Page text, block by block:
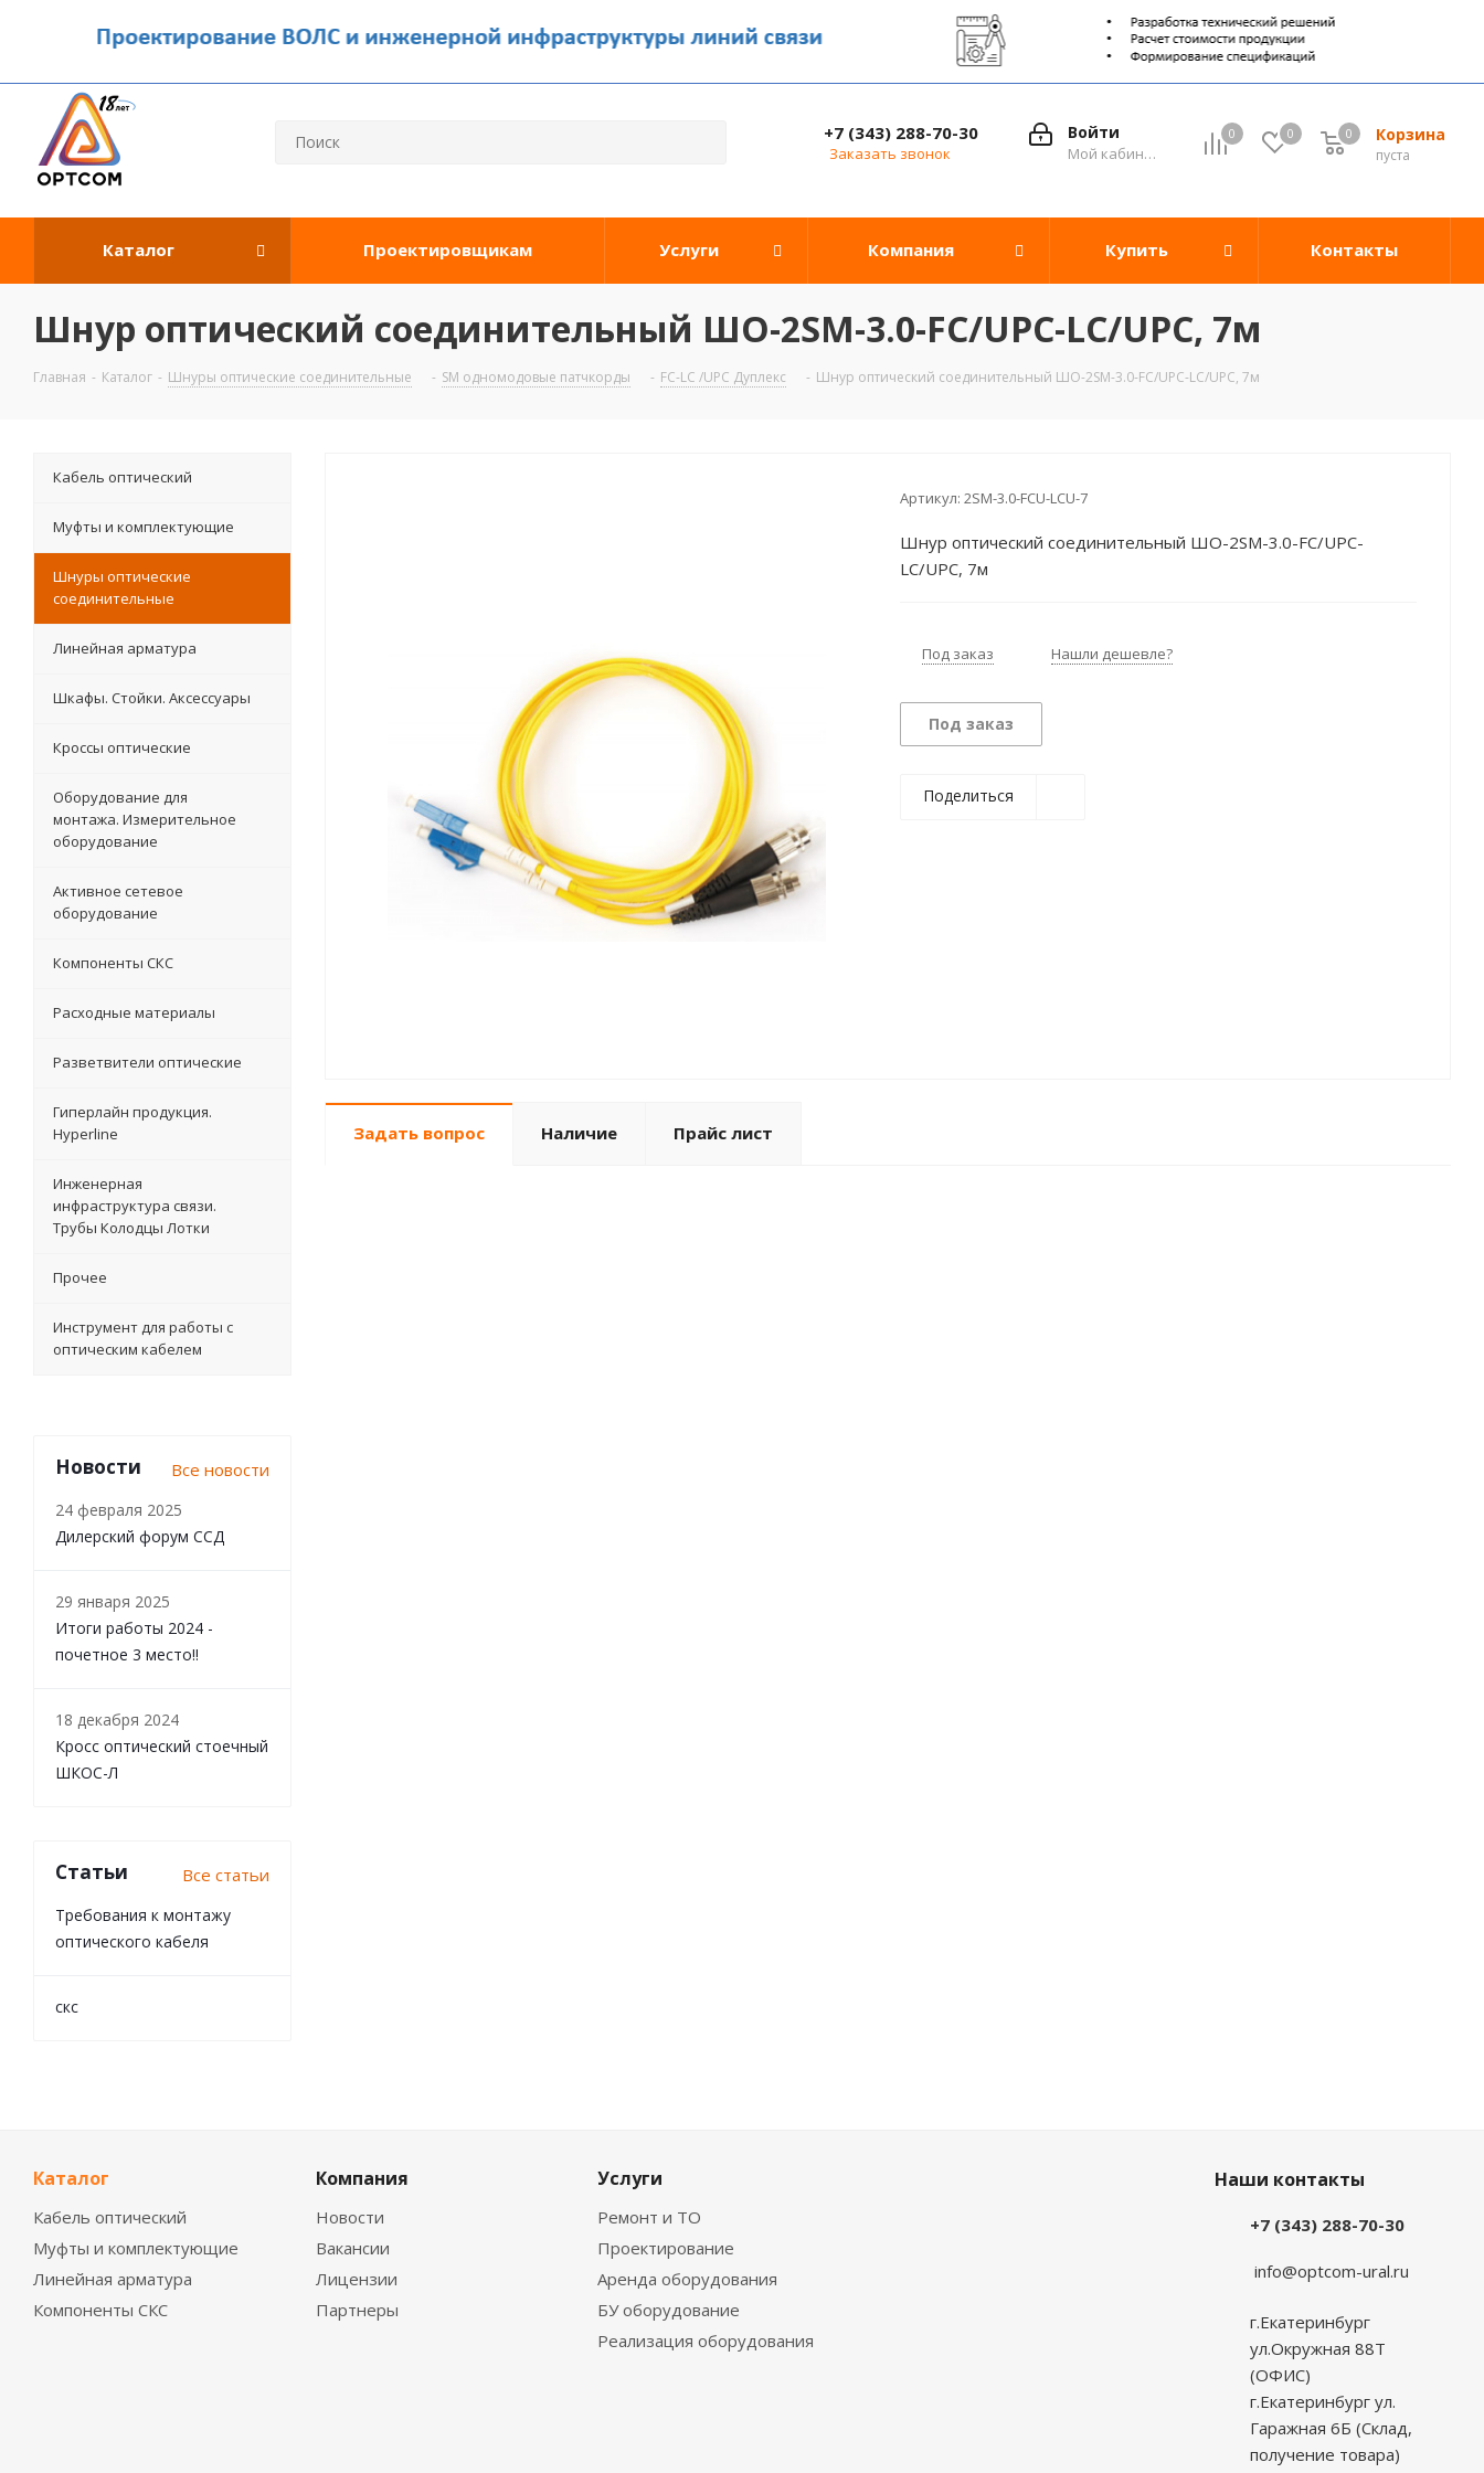
0 0 Корзина
0
пуста
0
Войти
Мой кабинет
+7 (343) 288-70-30
Заказать звонок
Каталог Проектировщикам Услуги Компания Купить Контакты
Шнур оптический соединительный ШО-2SM-3.0-FC/UPC-LC/UPC, 7м
Главная - Каталог - Шнуры оптические соединительные - SM одномодовые патчкорды - FC-LC /UPC Дуплекс - Шнур оптический соединительный ШО-2SM-3.0-FC/UPC-LC/UPC, 7м
Артикул: 2SM-3.0-FCU-LCU-7
Шнур оптический соединительный ШО-2SM-3.0-FC/UPC-
LC/UPC, 7м
Под заказ Нашли дешевле?
Под заказ
Поделиться
Задать вопрос Наличие Прайс лист
Кабель оптический
Муфты и комплектующие
Шнуры оптические
соединительные
Линейная арматура
Шкафы. Стойки. Аксесcуары
Кроссы оптические
Оборудование для
монтажа. Измерительное
оборудование
Активное сетевое
оборудование
Компоненты СКС
Расходные материалы
Разветвители оптические
Гиперлайн продукция.
Hyperline
Инженерная
инфраструктура связи.
Трубы Колодцы Лотки
Прочее
Инструмент для работы с
оптическим кабелем
Новости Все новости
24 февраля 2025
Дилерский форум ССД
29 января 2025
Итоги работы 2024 -
почетное 3 место!!
18 декабря 2024
Кросс оптический стоечный
ШКОС-Л
Статьи Все статьи
Требования к монтажу
оптического кабеля
скс
Каталог
Кабель оптический
Муфты и комплектующие
Линейная арматура
Компоненты СКС
Компания
Новости
Вакансии
Лицензии
Партнеры
Услуги
Ремонт и ТО
Проектирование
Аренда оборудования
БУ оборудование
Реализация оборудования
Наши контакты
+7 (343) 288-70-30
info@optcom-ural.ru
г.Екатеринбург
ул.Окружная 88Т
(ОФИС)
г.Екатеринбург ул.
Гаражная 6Б (Склад,
получение товара)